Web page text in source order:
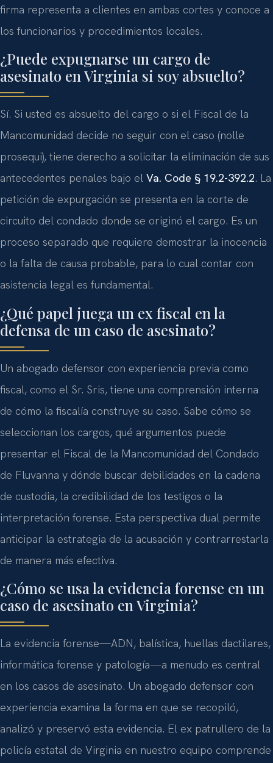
firma representa a clientes en ambas cortes y conoce a
los funcionarios y procedimientos locales.
¿Puede expugnarse un cargo de
asesinato en Virginia si soy absuelto?
Sí. Si usted es absuelto del cargo o si el Fiscal de la
Mancomunidad decide no seguir con el caso (nolle
prosequi), tiene derecho a solicitar la eliminación de sus
antecedentes penales bajo el Va. Code § 19.2-392.2. La
petición de expurgación se presenta en la corte de
circuito del condado donde se originó el cargo. Es un
proceso separado que requiere demostrar la inocencia
o la falta de causa probable, para lo cual contar con
asistencia legal es fundamental.
¿Qué papel juega un ex fiscal en la
defensa de un caso de asesinato?
Un abogado defensor con experiencia previa como
fiscal, como el Sr. Sris, tiene una comprensión interna
de cómo la fiscalía construye su caso. Sabe cómo se
seleccionan los cargos, qué argumentos puede
presentar el Fiscal de la Mancomunidad del Condado
de Fluvanna y dónde buscar debilidades en la cadena
de custodia, la credibilidad de los testigos o la
interpretación forense. Esta perspectiva dual permite
anticipar la estrategia de la acusación y contrarrestarla
de manera más efectiva.
¿Cómo se usa la evidencia forense en un
caso de asesinato en Virginia?
La evidencia forense—ADN, balística, huellas dactilares,
informática forense y patología—a menudo es central
en los casos de asesinato. Un abogado defensor con
experiencia examina la forma en que se recopiló,
analizó y preservó esta evidencia. El ex patrullero de la
policía estatal de Virginia en nuestro equipo comprende